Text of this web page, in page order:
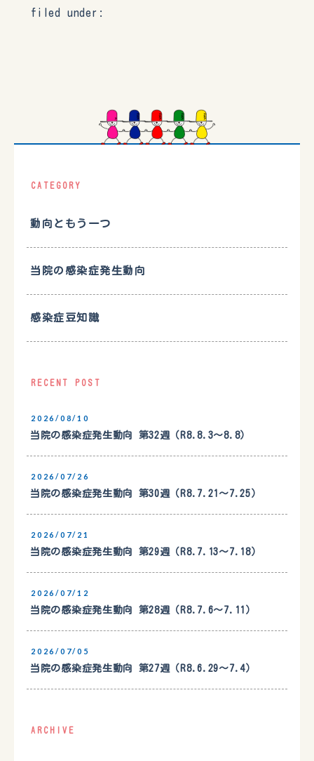
filed under:
CATEGORY
動向ともう一つ
当院の感染症発生動向
感染症豆知識
RECENT POST
2026/08/10
当院の感染症発生動向 第32週（R8.8.3〜8.8）
2026/07/26
当院の感染症発生動向 第30週（R8.7.21〜7.25）
2026/07/21
当院の感染症発生動向 第29週（R8.7.13〜7.18）
2026/07/12
当院の感染症発生動向 第28週（R8.7.6〜7.11）
2026/07/05
当院の感染症発生動向 第27週（R8.6.29〜7.4）
ARCHIVE